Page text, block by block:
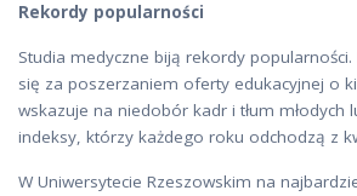
Rekordy popularności
Studia medyczne biją rekordy
się za poszerzaniem oferty edukacyjnej o
wskazuje na niedobór kadr i tłum młodych
indeksy, którzy każdego roku odchodzą z
W Uniwersytecie Rzeszowskim na